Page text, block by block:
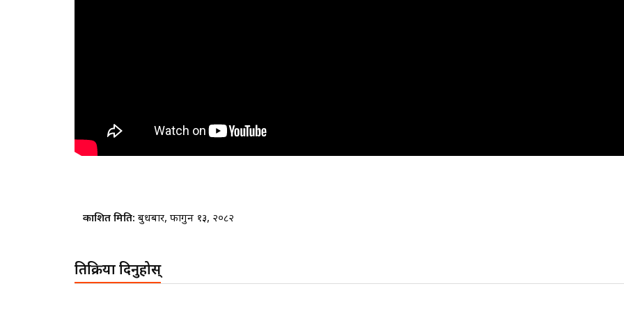
प्रकाशित मिति: बुधबार, फागुन १३, २०८२
प्रतिक्रिया दिनुहोस्